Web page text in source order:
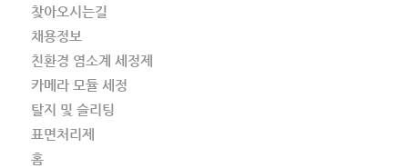
찾아오시는길
채용정보
친환경 염소계 세정제
카메라 모듈 세정
탈지 및 슬리팅
표면처리제
홈